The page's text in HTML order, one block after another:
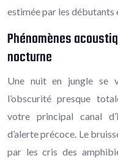
estimée par les débutants
Phénomènes
nocturne
Une nuit en jungle se
l’obscurité presque
votre principal canal
d’alerte précoce. Le
par les cris des